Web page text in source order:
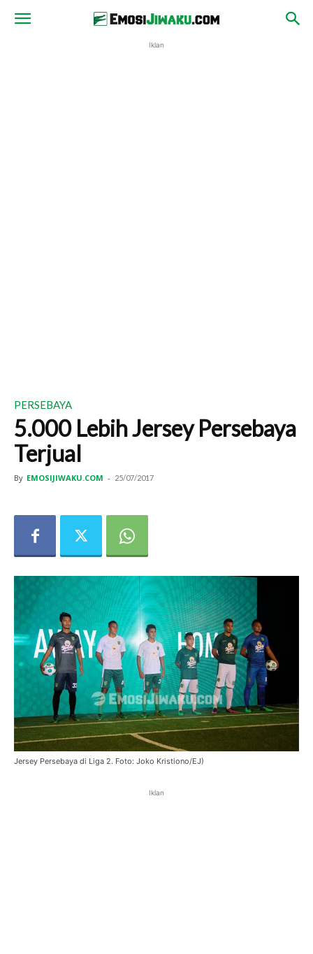
Iklan
PERSEBAYA
5.000 Lebih Jersey Persebaya
Terjual
By EMOSIJIWAKU.COM - 25/07/2017
Jersey Persebaya di Liga 2. Foto: Joko Kristiono/EJ)
Iklan